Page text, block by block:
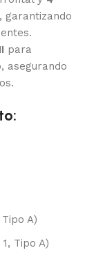
garantizando
para
asegurando
Tipo A)
1, Tipo A)